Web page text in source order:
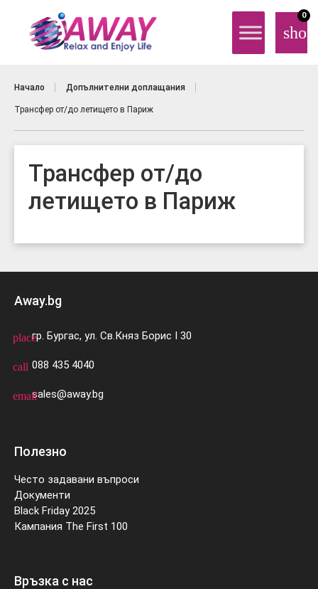
0
Начало Допълнителни доплащания
Трансфер от/до летището в Париж
Трансфер от/до
летището в Париж
Away.bg
placeгр. Бургас, ул. Св.Княз Борис I 30
call 088 435 4040
emailsales@away.bg
Полезно
Често задавани въпроси
Документи
Black Friday 2025
Кампания The First 100
Връзка с нас